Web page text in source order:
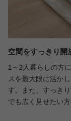
空間をすっきり開
1～2人暮らしの方
スを最大限に活か
す。また、すっき
でも広く見せたい